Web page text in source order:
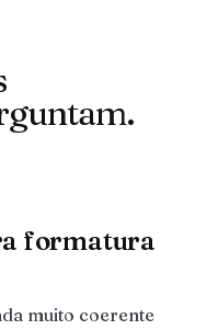
formatura
muito coerente